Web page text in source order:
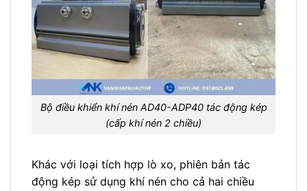
Bộ điều khiển khí nén AD40-ADP40 tác động kép
(cấp khí nén 2 chiều)
Khác với loại tích hợp lò xo, phiên bản tác
động kép sử dụng khí nén cho cả hai chiều